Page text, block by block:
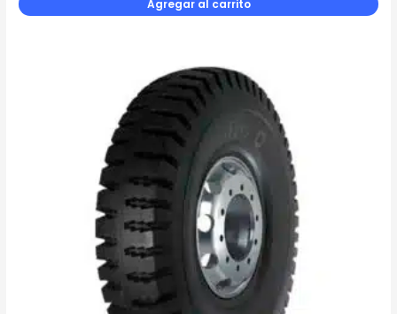
Agregar al carrito